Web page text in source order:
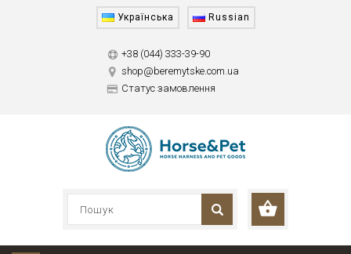
Українська Russian
+38 (044) 333-39-90
shop@beremytske.com.ua
Статус замовлення